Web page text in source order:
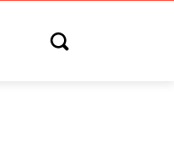
Open search